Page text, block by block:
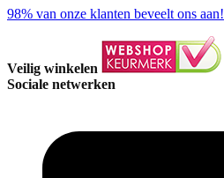
98% van onze klanten beveelt ons aan!
Veilig winkelen
Sociale netwerken